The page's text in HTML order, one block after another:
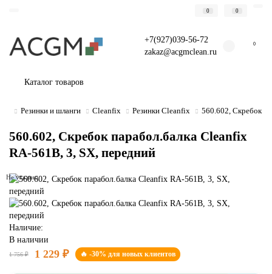
0 0
+7(927)039-56-72
zakaz@acgmclean.ru
0
Каталог товаров
Резинки и шланги Cleanfix Резинки Cleanfix 560.602, Скребок
560.602, Скребок парабол.балка Cleanfix
RA-561В, 3, SX, передний
Не указано
Наличие:
В наличии
1 756 ₽ 1 229 ₽ 🔥 -30% для новых клиентов